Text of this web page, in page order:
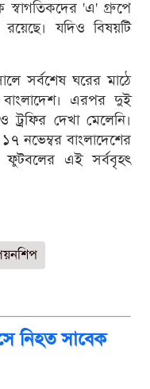
'এ' গ্রুপে
রয়েছে। যদিও বিষয়টি
সর্বশেষ ঘরের মাঠে
বাংলাদেশ। এরপর দুই
দেখা মেলেনি।
নভেম্বর বাংলাদেশের
ফুটবলের এই সর্ববৃহৎ
নিহত সাবেক